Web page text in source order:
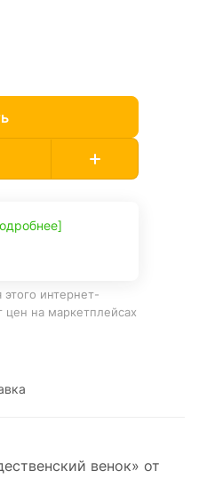
интернет-
цен на маркетплейсах
венок» от